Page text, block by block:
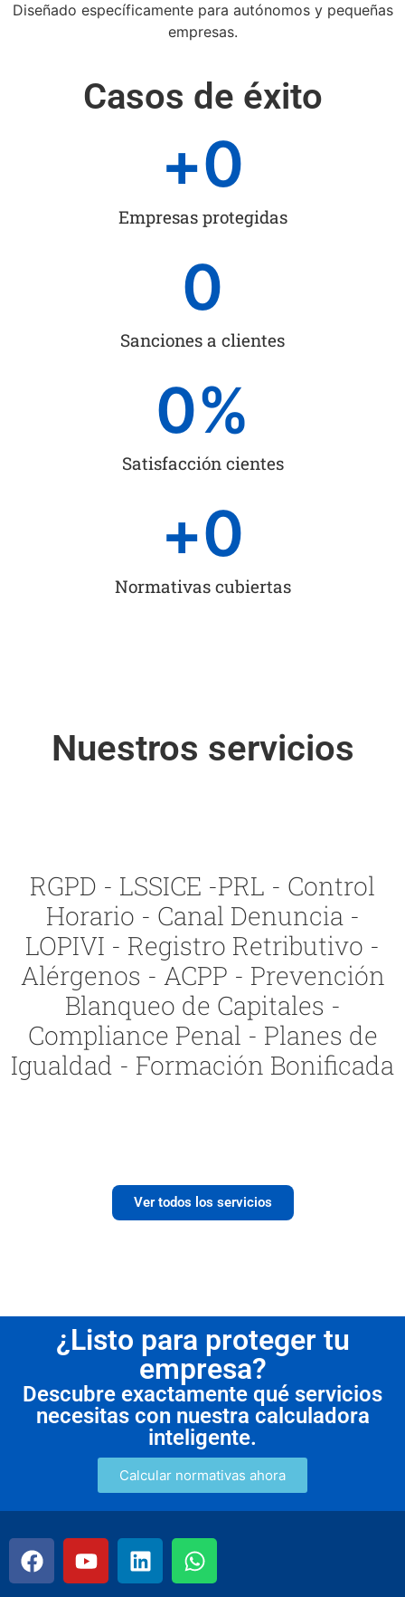
Diseñado específicamente para autónomos y pequeñas
empresas.
Casos de éxito
Empresas protegidas
+0
Sanciones a clientes
0
Satisfacción cientes
0%
Normativas cubiertas
+0
Nuestros servicios
RGPD - LSSICE -PRL - Control
Horario - Canal Denuncia -
LOPIVI - Registro Retributivo -
Alérgenos - ACPP - Prevención
Blanqueo de Capitales -
Compliance Penal - Planes de
Igualdad - Formación Bonificada
Ver todos los servicios
¿Listo para proteger tu
empresa?
Descubre exactamente qué servicios
necesitas con nuestra calculadora
inteligente.
Calcular normativas ahora